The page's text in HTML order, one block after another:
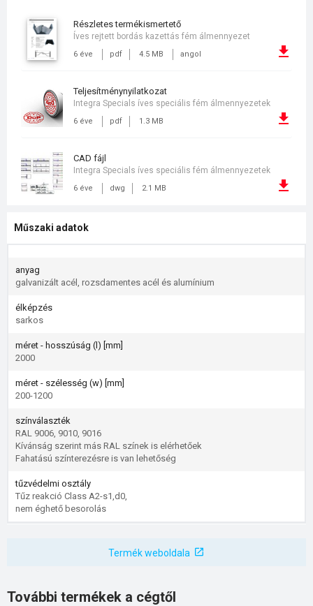
részletes termékismertető
6 éve pdf 4.5 MB angol
Íves rejtett bordás kazettás fém álmennyezet
teljesítménynyilatkozat
6 éve pdf 1.3 MB
Integra Specials íves speciális fém álmennyezetek
CAD fájl
6 éve dwg 2.1 MB
Integra Specials íves speciális fém álmennyezetek
Műszaki adatok
anyag
galvanizált acél, rozsdamentes acél és alumínium
élképzés
sarkos
méret - hosszúság (l) [mm]
2000
méret - szélesség (w) [mm]
200-1200
színválaszték
RAL 9006, 9010, 9016
Kívánság szerint más RAL színek is elérhetőek
Fahatású színterezésre is van lehetőség
tűzvédelmi osztály
Tűz reakció Class A2-s1,d0,
nem éghető besorolás
Termék weboldala
További termékek a cégtől